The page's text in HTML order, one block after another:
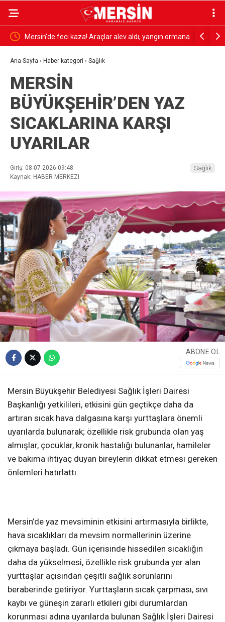
ormana AKDENİZ KIYILARINDA MİKROPLASTİK ALARMI
SÜRÜYOR: ATIK İTHALATI VE DENETİMLER DE
GÜNDEMDE
‘KENT
Ana Sayfa › Haber kategori › Sağlık
MERSİN
BÜYÜKŞEHİR’DEN YAZ
SICAKLARINA KARŞI
UYARILAR
Giriş: 08-07-2026 09:48
Kaynak: HABER MERKEZI
Sağlık
ABONE OL
Mersin Büyükşehir Belediyesi Sağlık İşleri Dairesi
Başkanlığı yetkilileri, etkisini gün geçtikçe daha da
artıran sıcak hava dalgasına karşı yurttaşlara önemli
uyarılarda bulunarak; özellikle risk grubunda olan yaş
almışlar, çocuklar, kronik hastalığı bulunanlar, hamileler
ve bakıma ihtiyaç duyan bireylerin dikkat etmesi gereken
önlemleri hatırlattı.
Mersin’de yaz mevsiminin etkisini artırmasıyla birlikte,
hava sıcaklıkları da mevsim normallerinin üzerine
çıkmaya başladı. Gün içerisinde hissedilen sıcaklığın
daha da yükselmesi, özellikle risk grubunda yer alan
yurttaşlar açısından çeşitli sağlık sorunlarını
beraberinde getiriyor. Yurttaşların sıcak çarpması, sıvı
kaybı ve güneşin zararlı etkileri gibi durumlardan
korunması adına uyarılarda bulunan Sağlık İşleri Dairesi